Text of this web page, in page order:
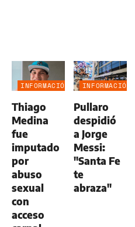
INFORMACIÓN
Thiago
Medina
fue
imputado
por
abuso
sexual
con
acceso
INFORMACIÓN
Pullaro
despidió
a Jorge
Messi:
"Santa Fe
te
abraza"